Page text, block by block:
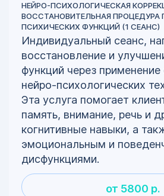
НЕЙРО-ПСИХОЛОГИЧЕСКАЯ
ВОССТАНОВИТЕЛЬНАЯ ПРОЦЕДУРА
ПСИХИЧЕСКИХ ФУНКЦИЙ (1 СЕАНС)
Индивидуальный сеанс,
восстановление и
функций через
нейро-психологических
Эта услуга помогает
память, внимание, речь и
когнитивные навыки, а
эмоциональным и
дисфункциями.
от 5800 р.